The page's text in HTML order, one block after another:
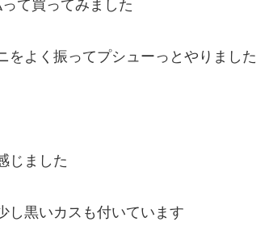
て買ってみました
をよく振ってプシューっとやりました
じました
し黒いカスも付いています